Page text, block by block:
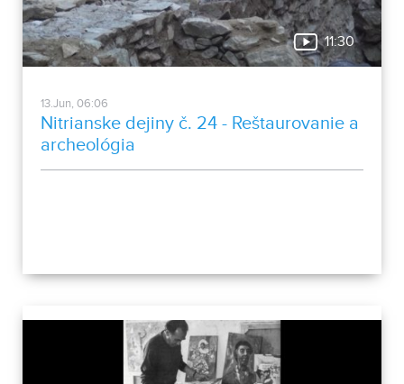
11:30
13.Jun, 06:06
Nitrianske dejiny č. 24 - Reštaurovanie a
archeológia